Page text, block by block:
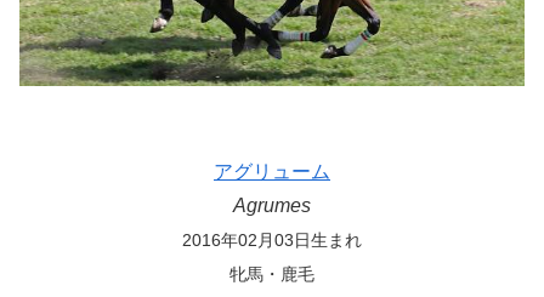
アグリューム
Agrumes
2016年02月03日生まれ
牝馬・鹿毛